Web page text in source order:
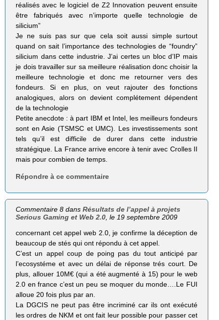
réalisés avec le logiciel de Z2 Innovation peuvent ensuite
être fabriqués avec n’importe quelle technologie de
silicium”
Je ne suis pas sur que cela soit aussi simple surtout
quand on sait l’importance des technologies de “foundry”
silicium dans cette industrie. J’ai certes un bloc d’IP mais
je dois travailler sur sa meilleure réalisation donc choisir la
meilleure technologie et donc me retourner vers des
fondeurs. Si en plus, on veut rajouter des fonctions
analogiques, alors on devient complétement dépendent
de la technologie
Petite anecdote : à part IBM et Intel, les meilleurs fondeurs
sont en Asie (TSMSC et UMC). Les investissements sont
tels qu’il est difficile de durer dans cette industrie
stratégique. La France arrive encore à tenir avec Crolles II
mais pour combien de temps.
Répondre à ce commentaire
Commentaire 8 dansRésultats de l’appel à projets
Serious Gaming et Web 2.0 , le 19 septembre 2009
concernant cet appel web 2.0, je confirme la déception de
beaucoup de stés qui ont répondu à cet appel.
C’est un appel coup de poing pas du tout anticipé par
l’ecosystéme et avec un délai de réponse trés court. De
plus, allouer 10M€ (qui a été augmenté à 15) pour le web
2.0 en france c’est un peu se moquer du monde….Le FUI
alloue 20 fois plus par an.
La DGCIS ne peut pas être incriminé car ils ont exécuté
les ordres de NKM et ont fait leur possible pour passer cet